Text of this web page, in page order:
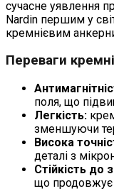
сучасне уявлення
Nardin першим у
кремнієвим
Переваги
поля, що
Легкість:
зменшуючи
Висока
деталі з
Стійкість до
що продовжує